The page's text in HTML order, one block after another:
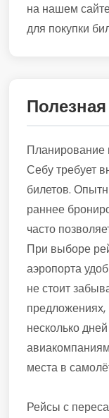
на нашем
для покупки
Планирование
Себу требует
билетов.
раннее
часто
При выборе
аэропорта
не стоит
предложениях,
несколько
места в
Рейсы с